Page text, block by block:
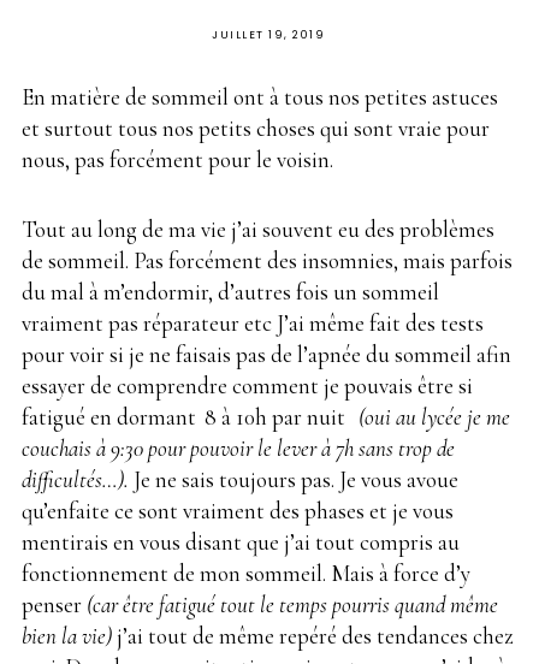
PUBLIÉ
JUILLET 19, 2019
En matière de sommeil ont à tous nos petites astuces
et surtout tous nos petits choses qui sont vraie pour
nous, pas forcément pour le voisin.
Tout au long de ma vie j’ai souvent eu des problèmes
de sommeil. Pas forcément des insomnies, mais parfois
du mal à m’endormir, d’autres fois un sommeil
vraiment pas réparateur etc J’ai même fait des tests
pour voir si je ne faisais pas de l’apnée du sommeil afin
essayer de comprendre comment je pouvais être si
fatigué en dormant 8 à 10h par nuit (oui au lycée je me
couchais à 9:30 pour pouvoir le lever à 7h sans trop de
difficultés…). Je ne sais toujours pas. Je vous avoue
qu’enfaite ce sont vraiment des phases et je vous
mentirais en vous disant que j’ai tout compris au
fonctionnement de mon sommeil. Mais à force d’y
penser (car être fatigué tout le temps pourris quand même
bien la vie)j’ai tout de même repéré des tendances chez